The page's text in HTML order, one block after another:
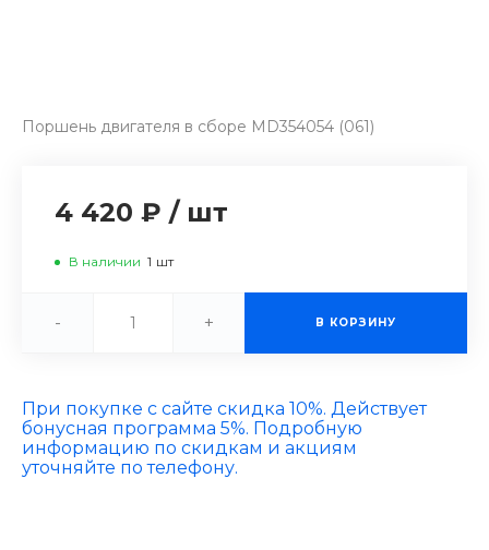
Поршень двигателя в сборе MD354054 (061)
4 420 ₽ / шт
В наличии 1 шт
- + В КОРЗИНУ
При покупке с сайте скидка 10%. Действует
бонусная программа 5%. Подробную
информацию по скидкам и акциям
уточняйте по телефону.